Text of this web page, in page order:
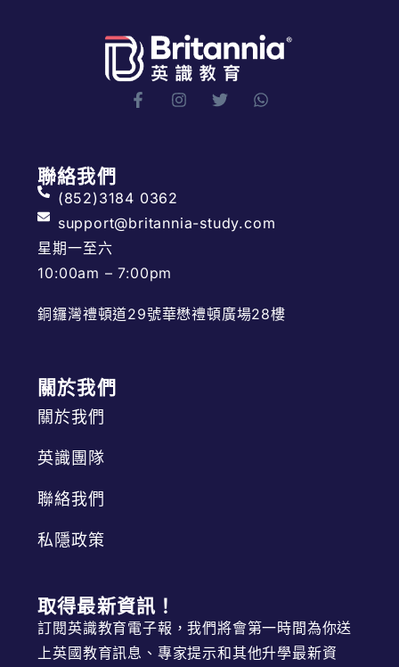
聯絡我們
(852)3184 0362
support@britannia-study.com
星期一至六
10:00am – 7:00pm
銅鑼灣禮頓道29號華懋禮頓廣場28樓
關於我們
關於我們
英識團隊
聯絡我們
私隱政策
取得最新資訊！
訂閱英識教育電子報，我們將會第一時間為你送
上英國教育訊息、專家提示和其他升學最新資